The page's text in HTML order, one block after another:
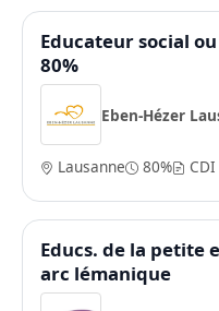
Educateur social
80%
Eben-Hézer
Lausanne 80% CDI
Educs. de la petite
arc lémanique